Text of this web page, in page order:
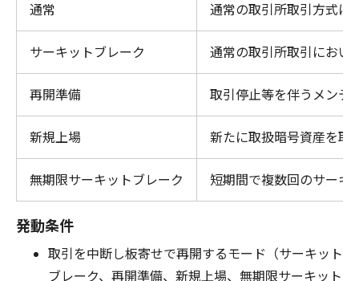
通常 通常の取引所取引方式に
サーキットブレーク 通常の取引所取引におい
再開準備 取引停止等を伴うメンテ
新規上場 新たに取扱暗号資産を取
無期限サーキットブレーク 短期間で複数回のサーキ
発動条件
取引を中断し板寄せで再開するモード（サーキット
ブレーク、再開準備、新規上場、無期限サーキット